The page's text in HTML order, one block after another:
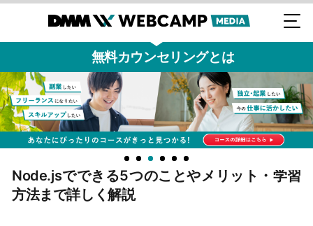
無料カウンセリングとは
Node.jsでできる5つのことやメリット・学習
方法まで詳しく解説